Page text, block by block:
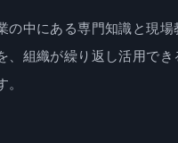
の中にある専門知識と現場
、組織が繰り返し活用でき
。